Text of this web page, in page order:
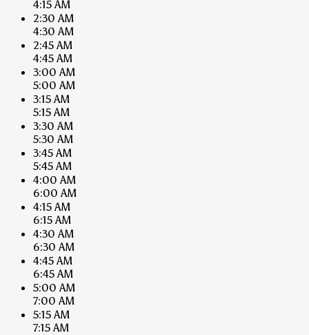
4:15 AM
2:30 AM
4:30 AM
2:45 AM
4:45 AM
3:00 AM
5:00 AM
3:15 AM
5:15 AM
3:30 AM
5:30 AM
3:45 AM
5:45 AM
4:00 AM
6:00 AM
4:15 AM
6:15 AM
4:30 AM
6:30 AM
4:45 AM
6:45 AM
5:00 AM
7:00 AM
5:15 AM
7:15 AM